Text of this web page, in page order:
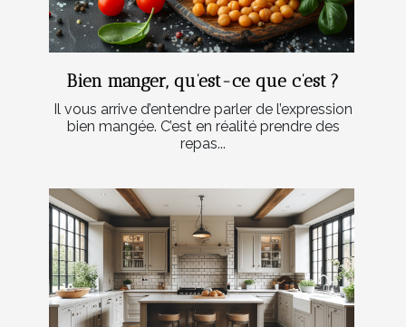
Bien manger, qu’est-ce que c’est ?
Il vous arrive d’entendre parler de l’expression
bien mangée. C’est en réalité prendre des
repas...